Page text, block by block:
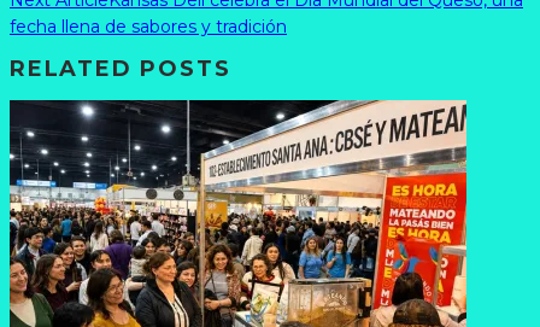
fecha llena de sabores y tradición
RELATED POSTS